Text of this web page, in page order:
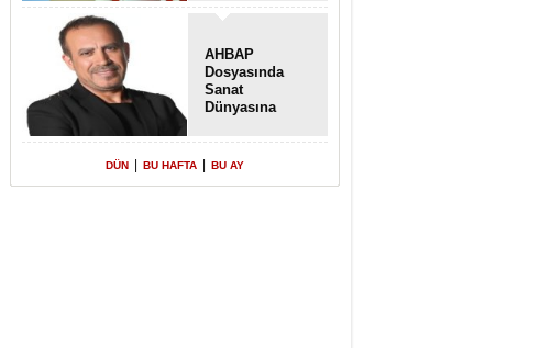
AHBAP
Dosyasında
Sanat
Dünyasına
Transferler
DÜN BU HAFTA BU AY